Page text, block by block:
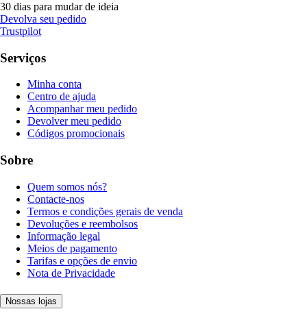
30 dias para mudar de ideia
Devolva seu pedido
Trustpilot
Serviços
Minha conta
Centro de ajuda
Acompanhar meu pedido
Devolver meu pedido
Códigos promocionais
Sobre
Quem somos nós?
Contacte-nos
Termos e condições gerais de venda
Devoluções e reembolsos
Informação legal
Meios de pagamento
Tarifas e opções de envio
Nota de Privacidade
Nossas lojas